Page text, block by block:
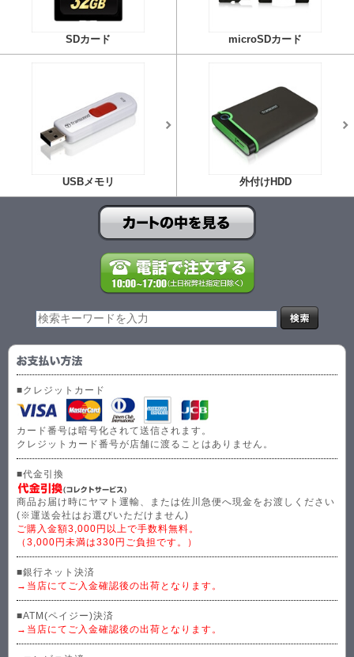
SDカード microSDカード
USBメモリ 外付けHDD
■クレジットカード
カード番号は暗号化されて送信されます。
クレジットカード番号が店舗に渡ることはありません。
■代金引換
商品お届け時にヤマト運輸、または佐川急便へ現金をお渡しください
(※運送会社はお選びいただけません)
ご購入金額3,000円以上で手数料無料。
（3,000円未満は330円ご負担です。）
■銀行ネット決済
→当店にてご入金確認後の出荷となります。
■ATM(ペイジー)決済
→当店にてご入金確認後の出荷となります。